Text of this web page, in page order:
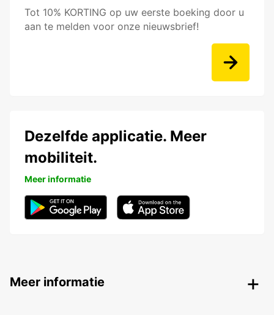
Tot 10% KORTING op uw eerste boeking door u
aan te melden voor onze nieuwsbrief!
Dezelfde applicatie. Meer
mobiliteit.
Meer informatie
Meer informatie